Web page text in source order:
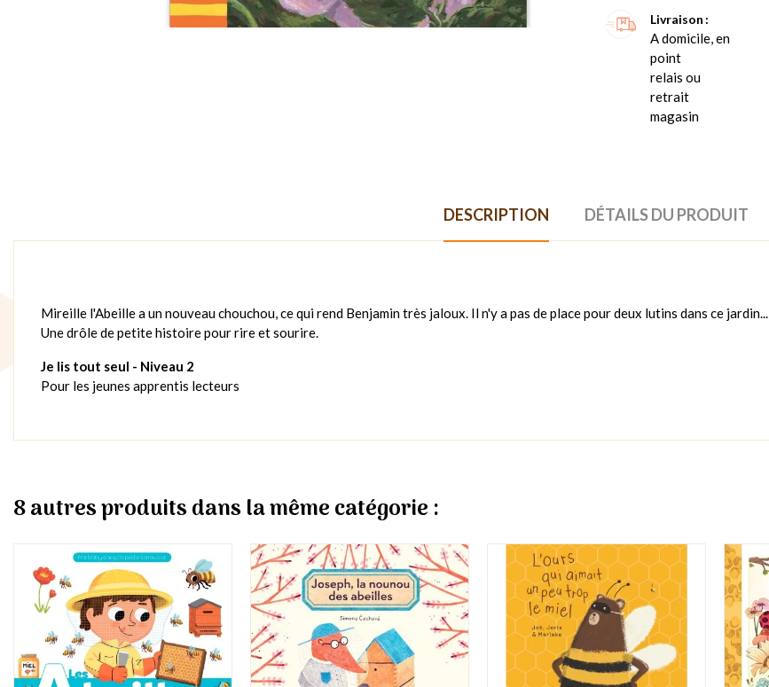
Livraison
A domicile, en
point
relais ou
retrait
magasin
DESCRIPTION DÉTAILS DU PRODUIT
Mireille l'Abeille a un nouveau chouchou, ce qui rend Benjamin très jaloux. Il n'y a pas de place pour deux lutins dans ce jardin...
Une drôle de petite histoire pour rire et sourire.
Je lis tout seul - Niveau 2
Pour les jeunes apprentis lecteurs
8 autres produits dans la même catégorie :